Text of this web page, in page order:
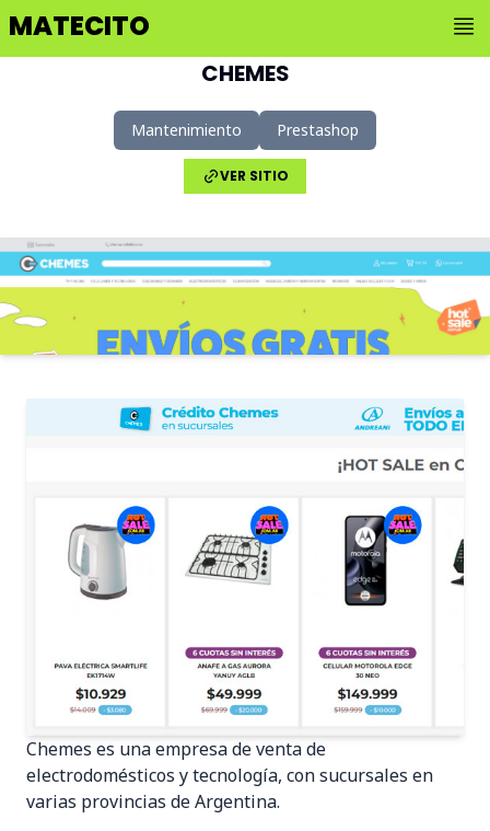
MATECITO
CHEMES
Mantenimiento Prestashop
VER SITIO
Chemes es una empresa de venta de
electrodomésticos y tecnología, con sucursales en
varias provincias de Argentina.